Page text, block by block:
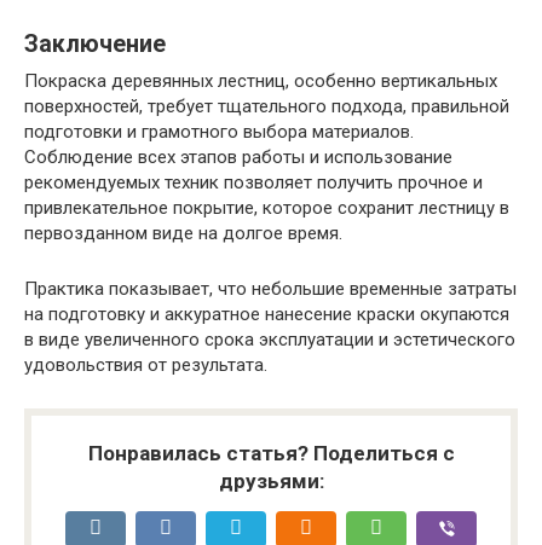
Заключение
Покраска деревянных лестниц, особенно вертикальных
поверхностей, требует тщательного подхода, правильной
подготовки и грамотного выбора материалов.
Соблюдение всех этапов работы и использование
рекомендуемых техник позволяет получить прочное и
привлекательное покрытие, которое сохранит лестницу в
первозданном виде на долгое время.
Практика показывает, что небольшие временные затраты
на подготовку и аккуратное нанесение краски окупаются
в виде увеличенного срока эксплуатации и эстетического
удовольствия от результата.
Понравилась статья? Поделиться с
друзьями: